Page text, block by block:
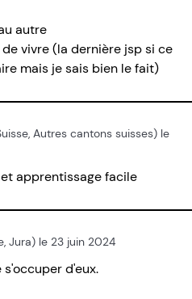
autre
vivre (la dernière jsp si ce
mais je sais bien le fait)
Autres cantons suisses) le
apprentissage facile
Jura) le 23 juin 2024
s'occuper d'eux.